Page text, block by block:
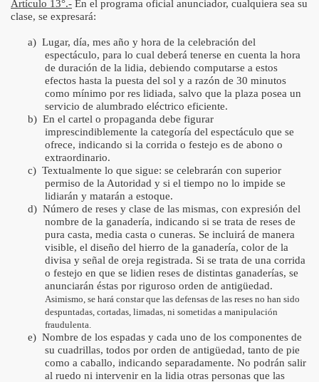
Artículo 13°.- En el programa oficial anunciador, cualquiera sea su
clase, se expresará:
a) Lugar, día, mes año y hora de la celebración del
espectáculo, para lo cual deberá tenerse en cuenta la hora
de duración de la lidia, debiendo computarse a estos
efectos hasta la puesta del sol y a razón de 30 minutos
como mínimo por res lidiada, salvo que la plaza posea un
servicio de alumbrado eléctrico eficiente.
b) En el cartel o propaganda debe figurar
imprescindiblemente la categoría del espectáculo que se
ofrece, indicando si la corrida o festejo es de abono o
extraordinario.
c) Textualmente lo que sigue: se celebrarán con superior
permiso de la Autoridad y si el tiempo no lo impide se
lidiarán y matarán a estoque.
d) Número de reses y clase de las mismas, con expresión del
nombre de la ganadería, indicando si se trata de reses de
pura casta, media casta o cuneras. Se incluirá de manera
visible, el diseño del hierro de la ganadería, color de la
divisa y señal de oreja registrada. Si se trata de una corrida
o festejo en que se lidien reses de distintas ganaderías, se
anunciarán éstas por riguroso orden de antigüedad.
Asimismo, se hará constar que las defensas de las reses no han sido
despuntadas, cortadas, limadas, ni sometidas a manipulación
fraudulenta.
e) Nombre de los espadas y cada uno de los componentes de
su cuadrillas, todos por orden de antigüedad, tanto de pie
como a caballo, indicando separadamente. No podrán salir
al ruedo ni intervenir en la lidia otras personas que las